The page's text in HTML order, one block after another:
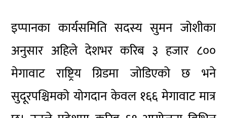
इप्पानका कार्यसमिति सदस्य सुमन जोशीका
अनुसार अहिले देशभर करिब ३ हजार ८००
मेगावाट राष्ट्रिय ग्रिडमा जोडिएको छ भने
सुदूरपश्चिमको योगदान केवल १६६ मेगावाट मात्र